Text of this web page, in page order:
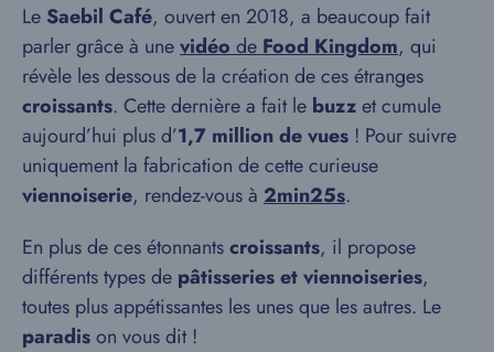
Le Saebil Café, ouvert en 2018, a beaucoup fait
parler grâce à unevidéo de Food Kingdom, qui
révèle les dessous de la création de ces étranges
croissants. Cette dernière a fait le buzzet cumule
aujourd’hui plus d’1,7 million de vues ! Pour suivre
uniquement la fabrication de cette curieuse
viennoiserie, rendez-vous à 2min25s.
En plus de ces étonnantscroissants, il propose
différents types de pâtisseries et viennoiseries,
toutes plus appétissantes les unes que les autres. Le
paradison vous dit !